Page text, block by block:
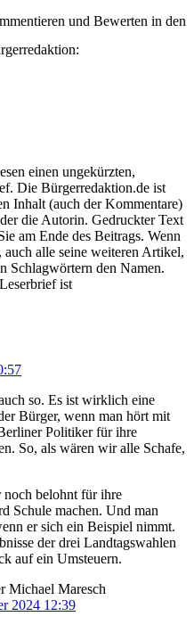
und Bewerten in den
einen ungekürzten,
Die Bürgerredaktion.de ist
Inhalt (auch der Kommentare)
die Autorin. Gedruckter Text
am Ende des Beitrags. Wenn
alle seine weiteren Artikel,
Schlagwörtern den Namen.
ist
so. Es ist wirklich eine
Bürger, wenn man hört mit
Politiker für ihre
So, als wären wir alle Schafe,
noch belohnt für ihre
Schule machen. Und man
er sich ein Beispiel nimmt.
der drei Landtagswahlen
auf ein Umsteuern.
Michael Maresch
2024 12:39